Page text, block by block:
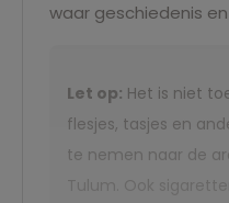
waar geschiedenis
Let op: Het is niet
flesjes, tasjes en
te nemen naar de
Tulum. Ook